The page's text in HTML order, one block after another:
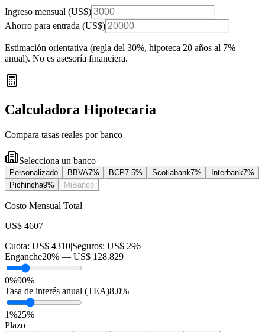
Ingreso mensual (US$)
Ahorro para entrada (US$)
Estimación orientativa (regla del 30%, hipoteca 20 años al 7%
anual). No es asesoría financiera.
Calculadora Hipotecaria
Compara tasas reales por banco
Selecciona un banco
Personalizado BBVA7% BCP7.5% Scotiabank7% Interbank7%
Pichincha9% MiBanco
Costo Mensual Total
US$ 4607
Cuota: US$ 4310|Seguros: US$ 296
Enganche20% — US$ 128.829
0%90%
Tasa de interés anual (TEA)8.0%
1%25%
Plazo